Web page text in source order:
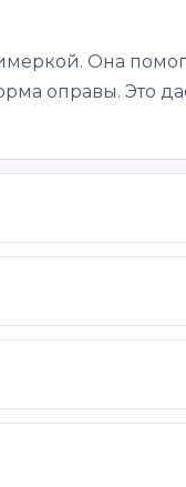
Она
оправы. Это